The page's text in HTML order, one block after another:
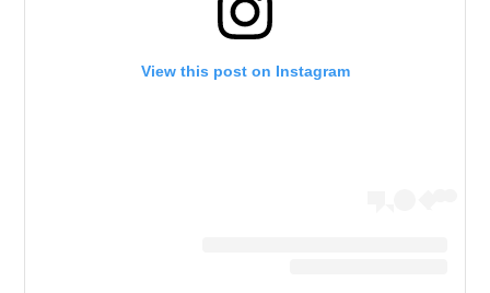
View this post on Instagram